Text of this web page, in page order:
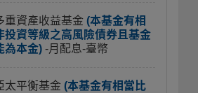
重資產收益基金 (本基金有相
投資等級之高風險債券且基金
為本金) -月配息-臺幣
太平衡基金 (本基金有相當比